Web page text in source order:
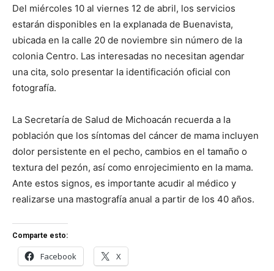
Del miércoles 10 al viernes 12 de abril, los servicios
estarán disponibles en la explanada de Buenavista,
ubicada en la calle 20 de noviembre sin número de la
colonia Centro. Las interesadas no necesitan agendar
una cita, solo presentar la identificación oficial con
fotografía.
La Secretaría de Salud de Michoacán recuerda a la
población que los síntomas del cáncer de mama incluyen
dolor persistente en el pecho, cambios en el tamaño o
textura del pezón, así como enrojecimiento en la mama.
Ante estos signos, es importante acudir al médico y
realizarse una mastografía anual a partir de los 40 años.
Comparte esto:
Facebook X